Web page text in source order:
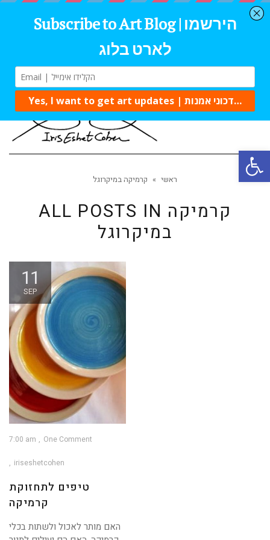
ראשי » קרמיקה במיקרוגל
ALL POSTS IN קרמיקה
במיקרוגל
11
SEP
7:00 am One Comment
iriseshetcohen
טיפים לתחזוקת
קרמיקה
האם מותר לאכול ולשתות בכלי